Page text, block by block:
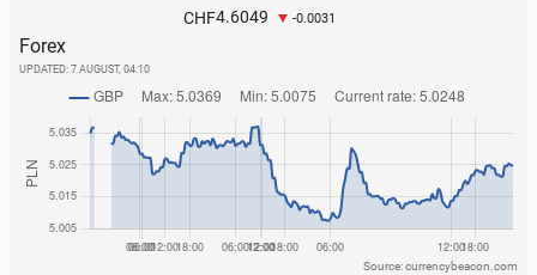
CHF4.6049 -0.0031
Forex
UPDATED: 7 AUGUST, 04:10
Source: currencybeacon.com